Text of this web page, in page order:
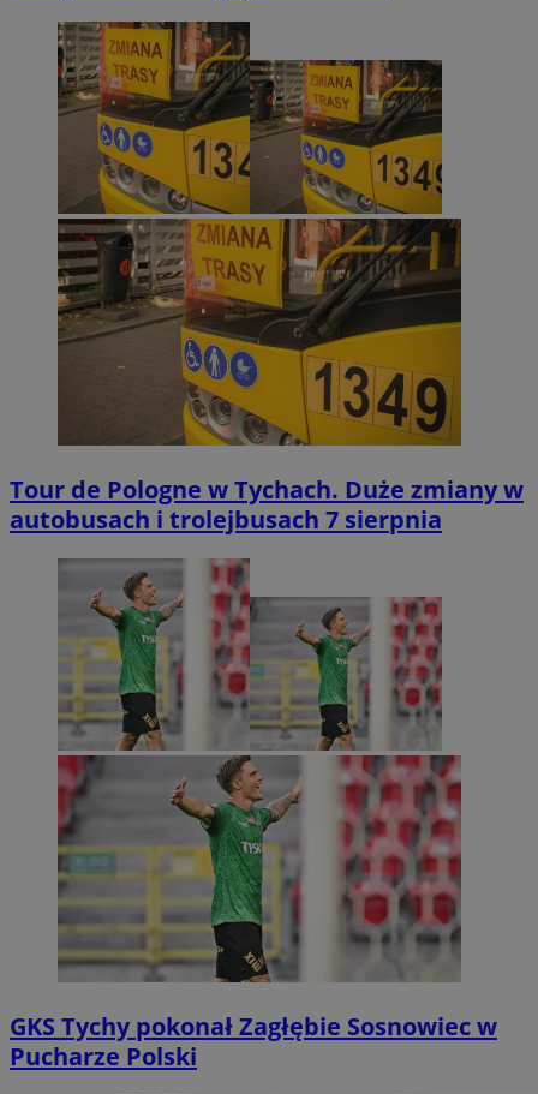
Tour de Pologne w Tychach. Duże zmiany w
autobusach i trolejbusach 7 sierpnia
GKS Tychy pokonał Zagłębie Sosnowiec w
Pucharze Polski